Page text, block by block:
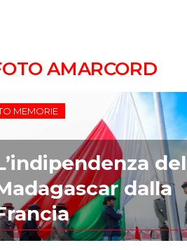
AMARCORD
MEMORIE
del
dalla